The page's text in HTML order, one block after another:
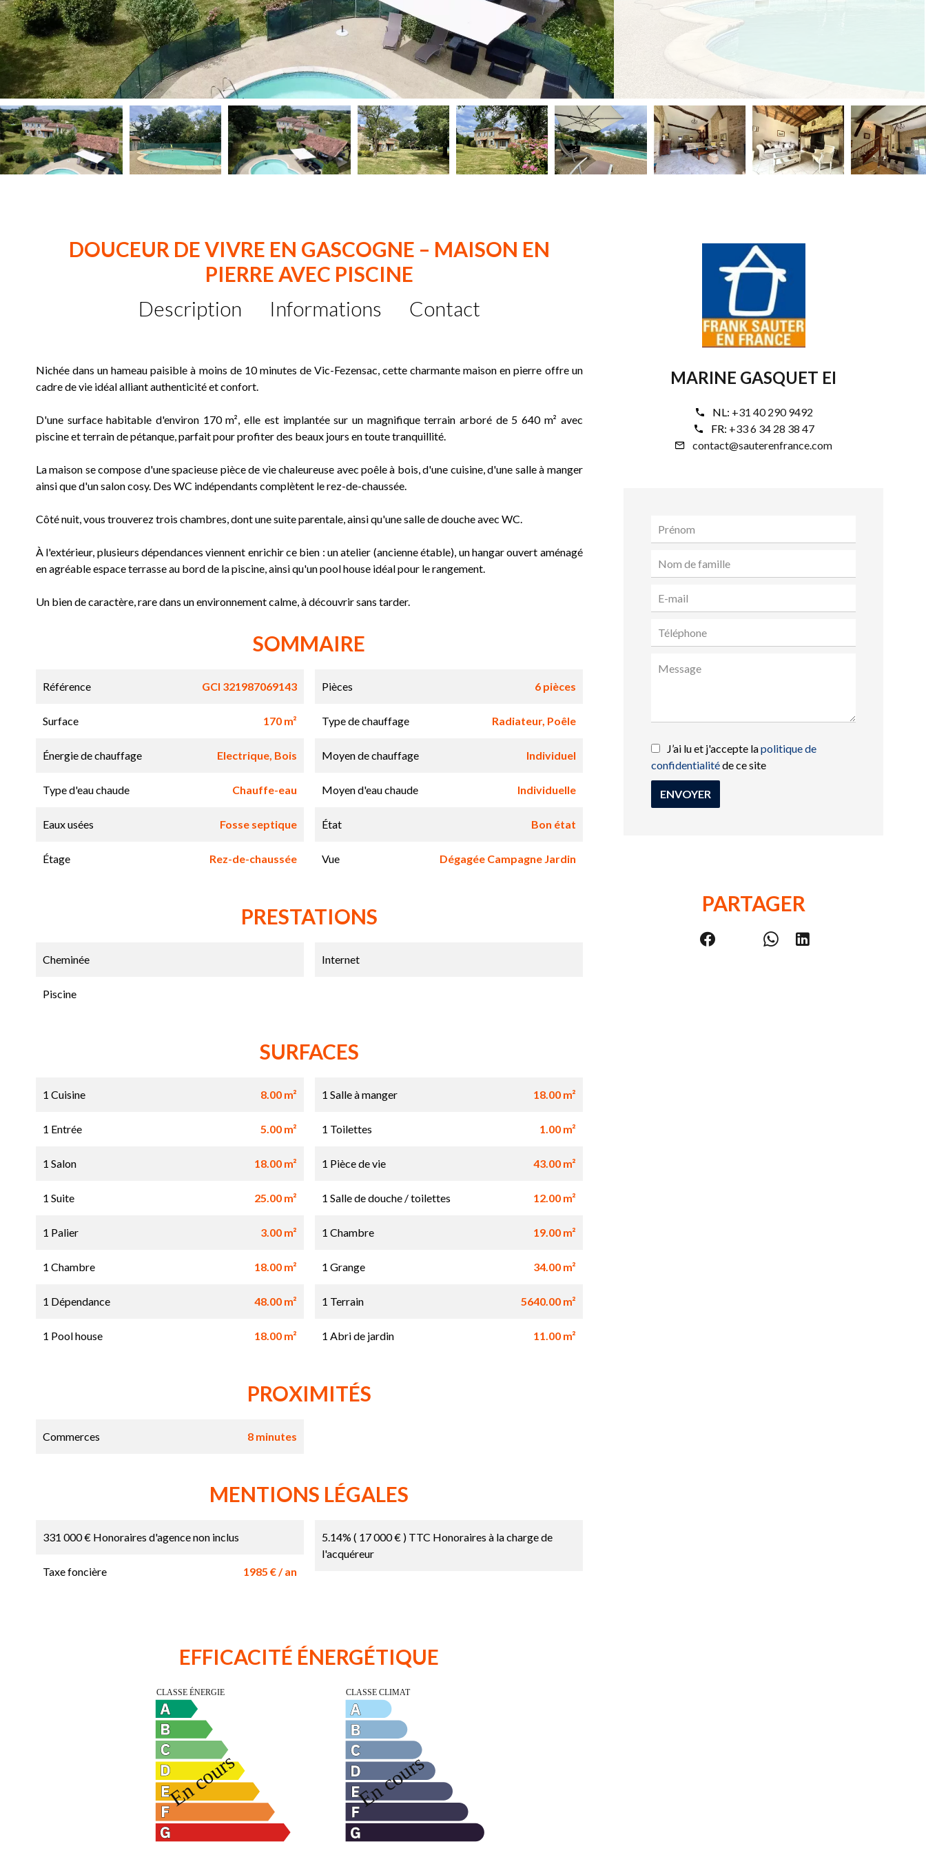
DOUCEUR DE VIVRE EN GASCOGNE – MAISON EN
PIERRE AVEC PISCINE
Description
Informations Contact
Nichée dans un hameau paisible à moins de 10 minutes de Vic-Fezensac, cette charmante maison en pierre offre un
cadre de vie idéal alliant authenticité et confort.
D'une surface habitable d'environ 170 m², elle est implantée sur un magnifique terrain arboré de 5 640 m² avec
piscine et terrain de pétanque, parfait pour profiter des beaux jours en toute tranquillité.
La maison se compose d'une spacieuse pièce de vie chaleureuse avec poêle à bois, d'une cuisine, d'une salle à manger
ainsi que d'un salon cosy. Des WC indépendants complètent le rez-de-chaussée.
Côté nuit, vous trouverez trois chambres, dont une suite parentale, ainsi qu'une salle de douche avec WC.
À l'extérieur, plusieurs dépendances viennent enrichir ce bien : un atelier (ancienne étable), un hangar ouvert aménagé
en agréable espace terrasse au bord de la piscine, ainsi qu'un pool house idéal pour le rangement.
Un bien de caractère, rare dans un environnement calme, à découvrir sans tarder.
SOMMAIRE
Référence GCI 321987069143 Pièces 6 pièces
Surface 170 m² Type de chauffage Radiateur, Poêle
Énergie de chauffage Electrique, Bois Moyen de chauffage Individuel
Type d'eau chaude Chauffe-eau Moyen d'eau chaude Individuelle
Eaux usées Fosse septique État Bon état
Étage Rez-de-chaussée Vue Dégagée Campagne Jardin
PRESTATIONS
Cheminée Internet
Piscine
SURFACES
1 Cuisine 8.00 m² 1 Salle à manger 18.00 m²
1 Entrée 5.00 m² 1 Toilettes 1.00 m²
1 Salon 18.00 m² 1 Pièce de vie 43.00 m²
1 Suite 25.00 m² 1 Salle de douche / toilettes 12.00 m²
1 Palier 3.00 m² 1 Chambre 19.00 m²
1 Chambre 18.00 m² 1 Grange 34.00 m²
1 Dépendance 48.00 m² 1 Terrain 5640.00 m²
1 Pool house 18.00 m² 1 Abri de jardin 11.00 m²
PROXIMITÉS
Commerces 8 minutes
MENTIONS LÉGALES
331 000 € Honoraires d'agence non inclus
5.14% ( 17 000 € ) TTC Honoraires à la charge de
l'acquéreur
Taxe foncière
1985 € / an
EFFICACITÉ ÉNERGÉTIQUE
MARINE GASQUET EI
NL: +31 40 290 9492
FR: +33 6 34 28 38 47
contact@sauterenfrance.com
J’ai lu et j'accepte lapolitique de
confidentialitéde ce site
ENVOYER
PARTAGER